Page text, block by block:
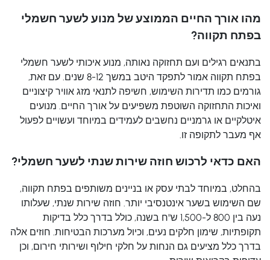
מהו אורך החיים הממוצע של מנוע לשער חשמלי
בפתח תקווה?
בתנאים רגילים ועם תחזוקה נאותה, מנוע איכותי לשער חשמלי
בפתח תקווה אמור לתפקד היטב במשך 8-12 שנים. עם זאת,
גורמים כמו תדירות השימוש, חשיפה לתנאי מזג אוויר קיצוניים
ואיכות התחזוקה השוטפת משפיעים על אורך החיים. מנועים
איטלקיים או גרמניים נחשבים לעמידים במיוחד ועשויים לפעול
אף מעבר לתקופה זו.
האם כדאי לרכוש חוזה שירות שנתי לשער חשמלי?
בהחלט, במיוחד לבתי עסק או בניינים משותפים בפתח תקווה,
שם השימוש בשער אינטנסיבי יותר. חוזה שירות שנתי, שעלותו
נעה בין 800 ל-1,500 ש"ח בשנה, כולל בדרך כלל בדיקות
תקופתיות, שימון חלקים נעים, וכיול מערכות הבטיחות. חוזים אלה
בדרך כלל מציעים גם הנחות על חלקי חילוף ושירותי חירום, וכן